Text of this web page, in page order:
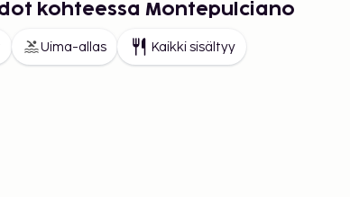
kohteessa Montepulciano
Uima-allas Kaikki sisältyy